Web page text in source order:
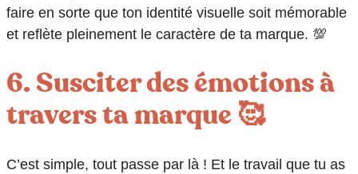
faire en sorte que ton identité visuelle soit mémorable
et reflète pleinement le caractère de ta marque. 💯
6. Susciter des émotions à
travers ta marque 🥰
C’est simple, tout passe par là ! Et le travail que tu as